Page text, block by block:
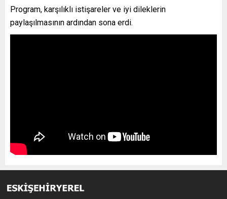
Program, karşılıklı istişareler ve iyi dileklerin
paylaşılmasının ardından sona erdi.